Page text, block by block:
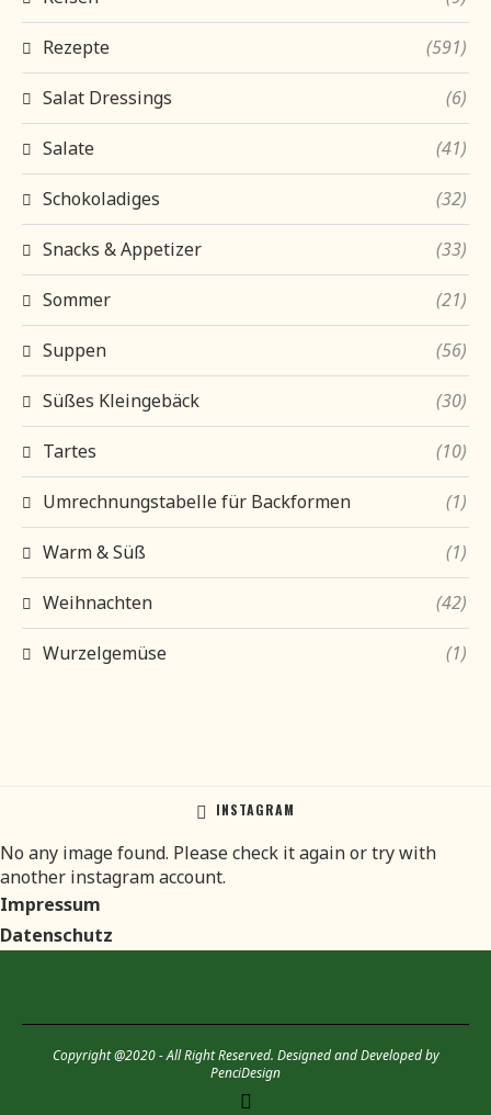
Rezepte (591)
Salat Dressings (6)
Salate (41)
Schokoladiges (32)
Snacks & Appetizer (33)
Sommer (21)
Suppen (56)
Süßes Kleingebäck (30)
Tartes (10)
Umrechnungstabelle für Backformen (1)
Warm & Süß (1)
Weihnachten (42)
Wurzelgemüse (1)
INSTAGRAM
No any image found. Please check it again or try with
another instagram account.
Impressum
Datenschutz
Copyright @2020 - All Right Reserved. Designed and Developed by
PenciDesign